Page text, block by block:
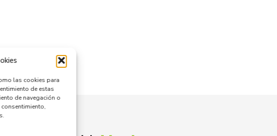
las cookies para
de estas
de navegación o